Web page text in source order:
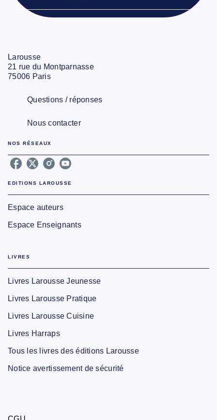
Larousse
21 rue du Montparnasse
75006 Paris
Questions / réponses
Nous contacter
NOS RÉSEAUX
EDITIONS LAROUSSE
Espace auteurs
Espace Enseignants
LIVRES
Livres Larousse Jeunesse
Livres Larousse Pratique
Livres Larousse Cuisine
Livres Harraps
Tous les livres des éditions Larousse
Notice avertissement de sécurité